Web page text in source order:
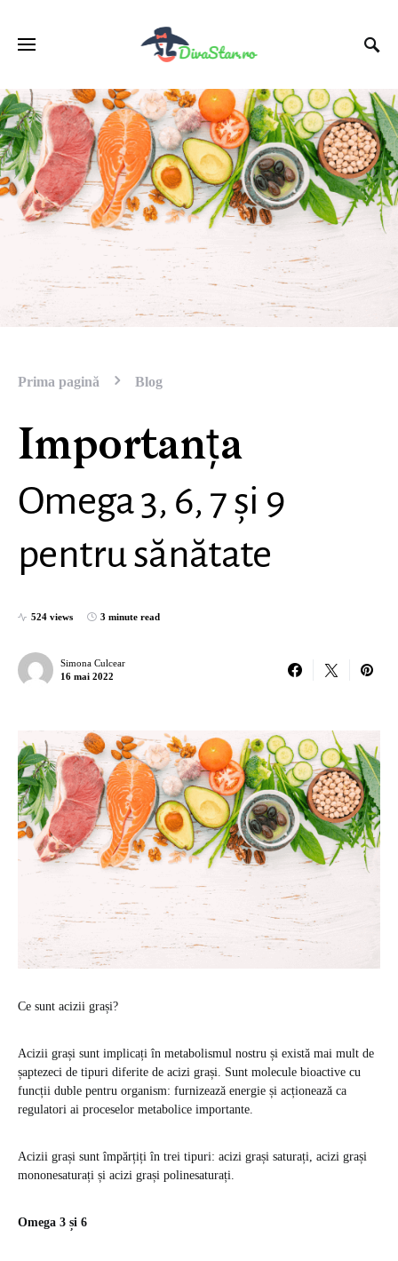
Prima pagină Blog
Importanța
Omega 3, 6, 7 și 9
pentru sănătate
524 views 3 minute read
Simona Culcear
16 mai 2022
Ce sunt acizii grași?
Acizii grași sunt implicați în metabolismul nostru și există mai mult de
șaptezeci de tipuri diferite de acizi grași. Sunt molecule bioactive cu
funcții duble pentru organism: furnizează energie și acționează ca
regulatori ai proceselor metabolice importante.
Acizii grași sunt împărțiți în trei tipuri: acizi grași saturați, acizi grași
mononesaturați și acizi grași polinesaturați.
Omega 3 și 6